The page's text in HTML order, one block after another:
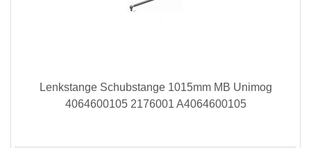
Lenkstange Schubstange 1015mm MB Unimog
4064600105 2176001 A4064600105